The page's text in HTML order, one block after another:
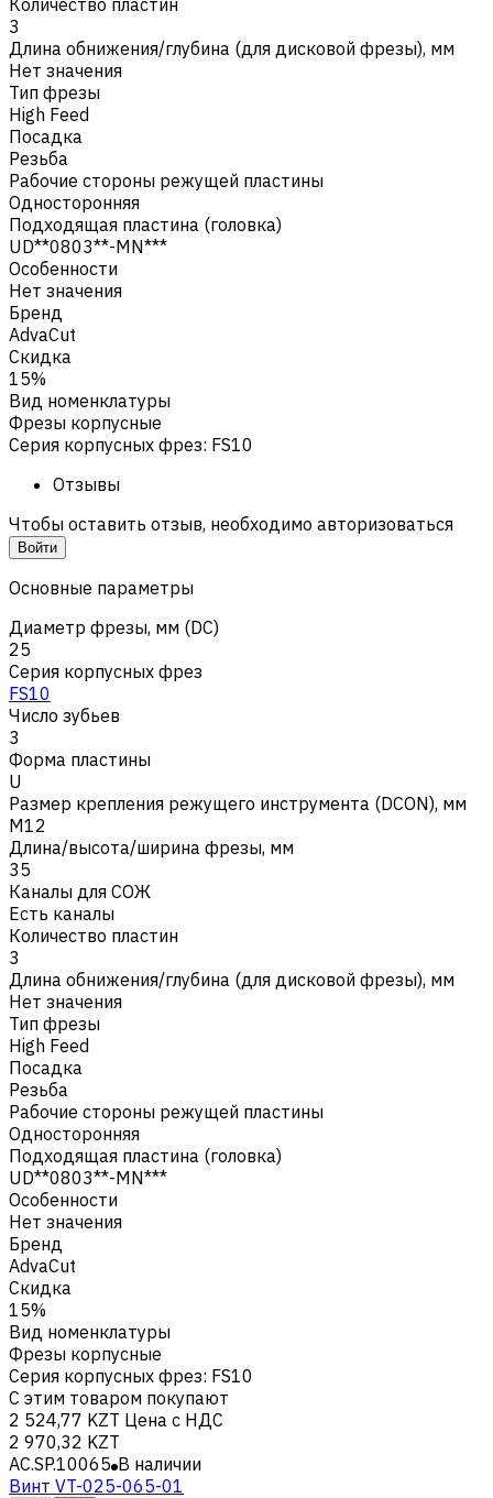
3
Длина обнижения/глубина (для дисковой фрезы), мм
Нет значения
Тип фрезы
High Feed
Посадка
Резьба
Рабочие стороны режущей пластины
Односторонняя
Подходящая пластина (головка)
UD**0803**-MN***
Особенности
Нет значения
Бренд
AdvaCut
Скидка
15%
Вид номенклатуры
Фрезы корпусные
Серия корпусных фрез: FS10
Отзывы
Чтобы оставить отзыв, необходимо авторизоваться
Войти
Основные параметры
Диаметр фрезы, мм (DC)
25
Серия корпусных фрез
FS10
Число зубьев
3
Форма пластины
U
Размер крепления режущего инструмента (DCON), мм
M12
Длина/высота/ширина фрезы, мм
35
Каналы для СОЖ
Есть каналы
Количество пластин
3
Длина обнижения/глубина (для дисковой фрезы), мм
Нет значения
Тип фрезы
High Feed
Посадка
Резьба
Рабочие стороны режущей пластины
Односторонняя
Подходящая пластина (головка)
UD**0803**-MN***
Особенности
Нет значения
Бренд
AdvaCut
Скидка
15%
Вид номенклатуры
Фрезы корпусные
Серия корпусных фрез: FS10
С этим товаром покупают
2 524,77 KZT Цена с НДС
2 970,32 KZT
AC.SP.10065 В наличии
Винт VT-025-065-01